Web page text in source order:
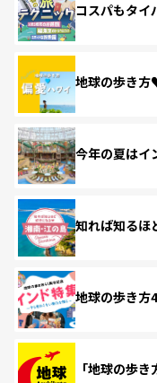
コスパもタイ
地球の歩き
今年の夏はイ
知れば知るほ
地球の歩き方
「地球の歩